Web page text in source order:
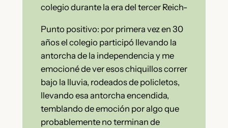
colegio durante la era del tercer Reich-
Punto positivo: por primera vez en 30
años el colegio participó llevando la
antorcha de la independencia y me
emocioné de ver esos chiquillos correr
bajo la lluvia, rodeados de policletos,
llevando esa antorcha encendida,
temblando de emoción por algo que
probablemente no terminan de